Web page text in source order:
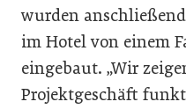
wurden
im Hotel von einem
eingebaut. „Wir
Projektgeschäft